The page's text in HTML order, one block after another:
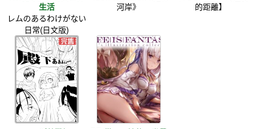
生活
レムのあるわけがない
日常(日文版)
河岸》
的距離】